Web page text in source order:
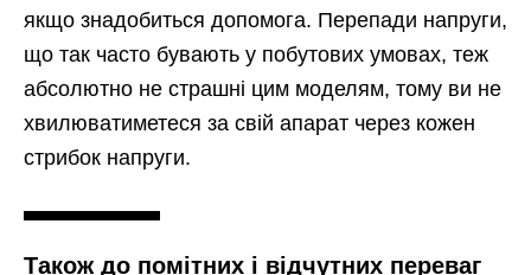
якщо знадобиться допомога. Перепади напруги,
що так часто бувають у побутових умовах, теж
абсолютно не страшні цим моделям, тому ви не
хвилюватиметеся за свій апарат через кожен
стрибок напруги.
Також до помітних і відчутних переваг